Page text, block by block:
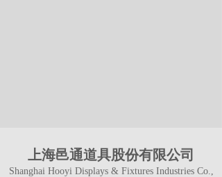
上海邑通道具股份有限公司
Shanghai Hooyi Displays & Fixtures Industries Co.,